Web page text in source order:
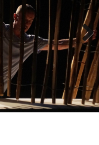
Next